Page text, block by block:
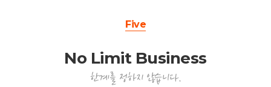
Five
No Limit Business
한계를 정하지 않습니다.